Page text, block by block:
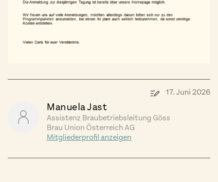
17. Juni 2026
Manuela Jast
Assistenz Braubetriebsleitung Göss
Brau Union Österreich AG
Mitgliederprofil anzeigen